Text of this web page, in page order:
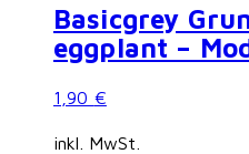
Basicgrey
eggplant –
1,90 €
inkl. MwSt.